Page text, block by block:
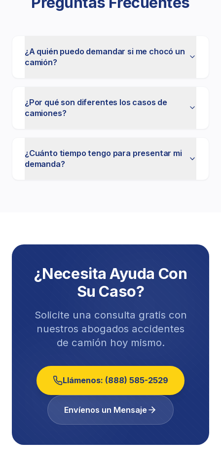
terreno y generalmente resulta en una
Contáctenos para una Consulta
Gratuita
accidente de camión en Los Ángeles, estamos aquí
para ayudar. Llame al
¿A quién puedo demandar si me chocó un
camión?
¿Por qué son diferentes los casos de
camiones?
¿Cuánto tiempo tengo para presentar mi
demanda?
¿Necesita Ayuda Con
Su Caso?
Solicite una consulta gratis con
nuestros abogados accidentes
de camión hoy mismo.
Llámenos: (888) 585-2529
Envíenos un Mensaje